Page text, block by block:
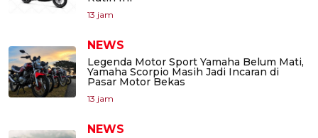
13 jam
NEWS
Legenda Motor Sport Yamaha Belum Mati,
Yamaha Scorpio Masih Jadi Incaran di
Pasar Motor Bekas
13 jam
NEWS